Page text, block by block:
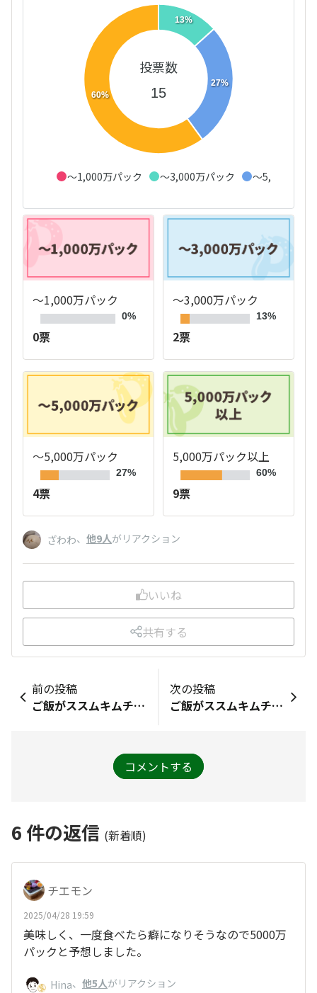
13%
27%
60%
投票数
15
～1,000万パック ～3,000万パック ～5,000万パ
～1,000万パック
0%
0票
～3,000万パック
13%
2票
～5,000万パック
27%
4票
5,000万パック以上
60%
9票
ざわわ、 他9人がリアクション
いいね
共有する
前の投稿
ご飯がススムキムチ1パックを食べきる日数は？
次の投稿
ご飯がススムキムチのお供は「ご飯」？「お酒」？
コメントする
6 件の返信 (新着順)
チエモン
2025/04/28 19:59
美味しく、一度食べたら癖になりそうなので5000万
パックと予想しました。
Hina、 他5人がリアクション